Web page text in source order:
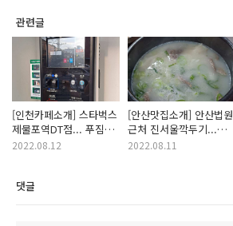
관련글
[인천카페소개] 스타벅스
제물포역DT점... 푸짐한
사이드메뉴, 주차
2022.08.12
[안산맛집소개] 안산법원
근처 진서울깍두기...
설렁탕이 일품!!!
2022.08.11
댓글